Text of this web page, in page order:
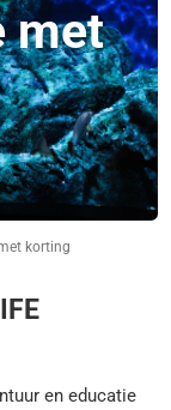
met
korting
en educatie